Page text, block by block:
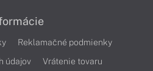
Reklamačné podmienky
údajov
Vrátenie tovaru